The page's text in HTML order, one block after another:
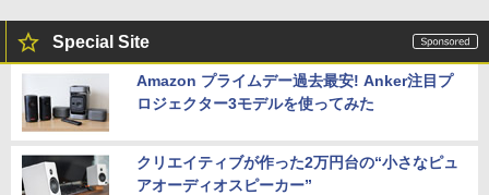
Special Site
Amazon プライムデー過去最安! Anker注目プ
ロジェクター3モデルを使ってみた
クリエイティブが作った2万円台の“小さなピュ
アオーディオスピーカー”